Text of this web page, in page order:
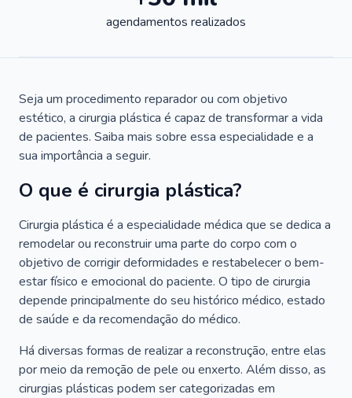
agendamentos realizados
Seja um procedimento reparador ou com objetivo
estético, a cirurgia plástica é capaz de transformar a vida
de pacientes. Saiba mais sobre essa especialidade e a
sua importância a seguir.
O que é cirurgia plástica?
Cirurgia plástica é a especialidade médica que se dedica a
remodelar ou reconstruir uma parte do corpo com o
objetivo de corrigir deformidades e restabelecer o bem-
estar físico e emocional do paciente. O tipo de cirurgia
depende principalmente do seu histórico médico, estado
de saúde e da recomendação do médico.
Há diversas formas de realizar a reconstrução, entre elas
por meio da remoção de pele ou enxerto. Além disso, as
cirurgias plásticas podem ser categorizadas em